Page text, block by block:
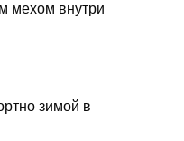
мехом внутри
зимой в